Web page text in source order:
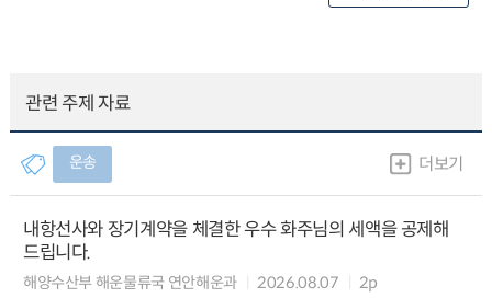
관련 주제 자료
운송 더보기
내항선사와 장기계약을 체결한 우수 화주님의 세액을 공제해
드립니다.
해양수산부 해운물류국 연안해운과 2026.08.07 2p